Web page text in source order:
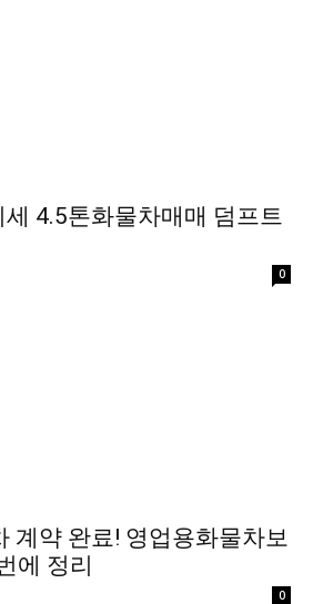
4.5톤화물차매매 덤프트
0
계약 완료! 영업용화물차보
에 정리
0